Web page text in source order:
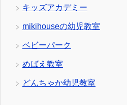
キッズアカデミー
mikihouseの幼児教室
ベビーパーク
めばえ教室
どんちゃか幼児教室